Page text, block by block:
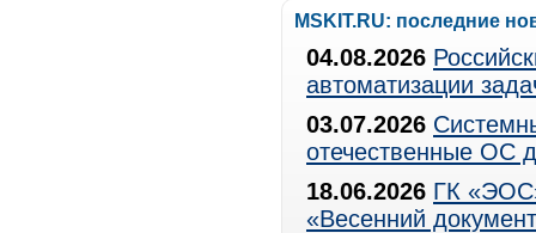
MSKIT.RU: последние
04.08.2026
автоматизации
03.07.2026
отечественные ОС
18.06.2026 ГК
«Весенний